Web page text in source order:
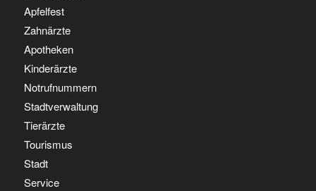
Apfelfest
Zahnärzte
Apotheken
Kinderärzte
Notrufnummern
Stadtverwaltung
Tierärzte
Tourismus
Stadt
Service